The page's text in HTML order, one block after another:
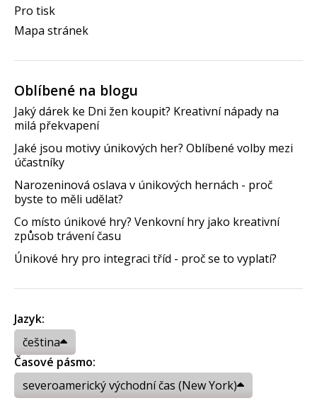
Pro tisk
Mapa stránek
Oblíbené na blogu
Jaký dárek ke Dni žen koupit? Kreativní nápady na
milá překvapení
Jaké jsou motivy únikových her? Oblíbené volby mezi
účastníky
Narozeninová oslava v únikových hernách - proč
byste to měli udělat?
Co místo únikové hry? Venkovní hry jako kreativní
způsob trávení času
Únikové hry pro integraci tříd - proč se to vyplatí?
Jazyk:
čeština
Časové pásmo:
severoamerický východní čas (New York)